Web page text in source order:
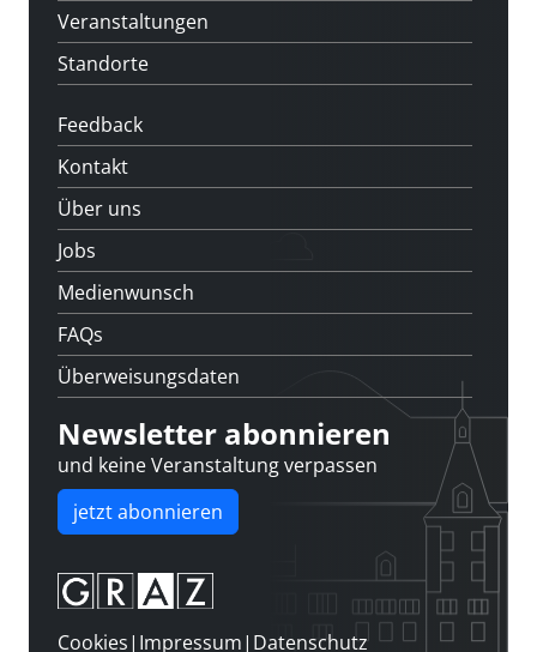
Veranstaltungen
Standorte
Feedback
Kontakt
Über uns
Jobs
Medienwunsch
FAQs
Überweisungsdaten
Newsletter abonnieren
und keine Veranstaltung verpassen
jetzt abonnieren
Cookies| Impressum| Datenschutz